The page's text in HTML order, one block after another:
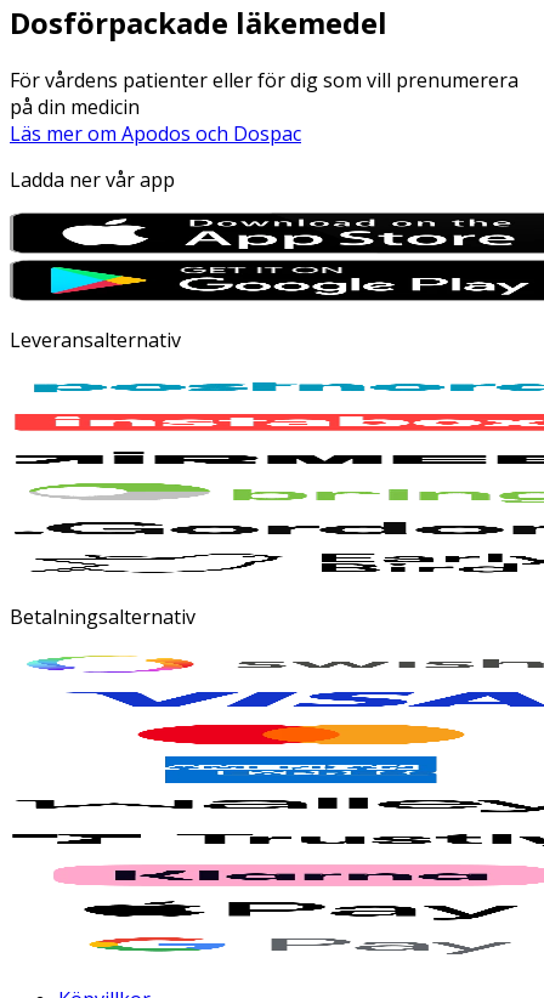
Dosförpackade läkemedel
För vårdens patienter eller för dig som vill prenumerera
på din medicin
Läs mer om Apodos och Dospac
Ladda ner vår app
Leveransalternativ
Betalningsalternativ